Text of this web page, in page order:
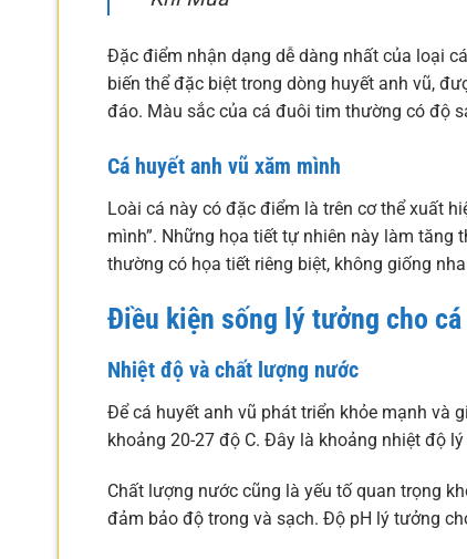
Đặc điểm nhận dạng dễ dàng nhất của loại
biến thể đặc biệt trong dòng huyết anh vũ,
đáo. Màu sắc của cá đuôi tim thường có độ
Cá huyết anh vũ xăm mình
Loài cá này có đặc điểm là trên cơ thể xuất
mình”. Những họa tiết tự nhiên này làm tăng
thường có họa tiết riêng biệt, không giống
Điều kiện sống lý tưởng cho
Nhiệt độ và chất lượng nước
Để cá huyết anh vũ phát triển khỏe mạnh và
khoảng 20-27 độ C. Đây là khoảng nhiệt độ
Chất lượng nước cũng là yếu tố quan trọng
đảm bảo độ trong và sạch. Độ pH lý tưởng